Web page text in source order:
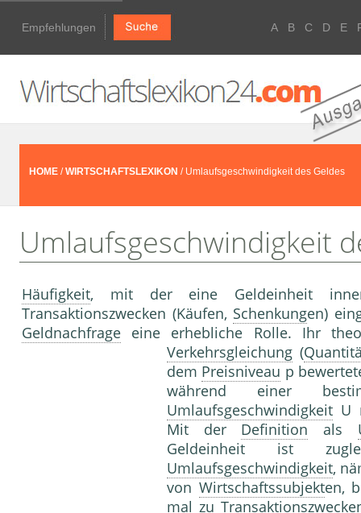
Empfehlungen A B C D E
HOME /WIRTSCHAFTSLEXIKON / Umlaufsgeschwindigkeit des Geldes
Umlaufsgeschwindigkeit
Häufigkeit, mit der eine Geldeinheit
Transaktionszwecken (Käufen, Schenkungen)
Geldnachfrage eine erhebliche Rolle. Ihr
Verkehrsgleichung (
dem Preisniveau p
während einer
Umlaufsgeschwindigkeit U
Mit der Definition als
Geldeinheit ist
Umlaufsgeschwindigkeit,
von Wirtschaftssubjekten,
mal zu